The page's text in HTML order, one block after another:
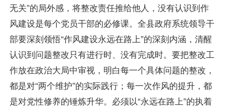
无关”的局外感，将整改责任推给他人，没有认识到作
风建设是每个党员干部的必修课。全县政府系统领导干
部要深刻领悟“作风建设永远在路上”的深刻内涵，清醒
认识到问题整改只有进行时、没有完成时。要把整改工
作放在政治大局中审视，明白每一个具体问题的整改，
都是对“两个维护”的实际践行；每一次作风的提升，都
是对党性修养的锤炼升华。必须以“永远在路上”的执着